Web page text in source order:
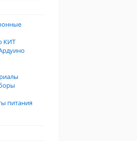
КИТ
питания